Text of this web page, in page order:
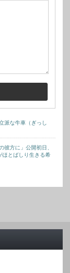
派な牛車（ぎっし
彼方に」公開初日、
ほとばしり生きる希